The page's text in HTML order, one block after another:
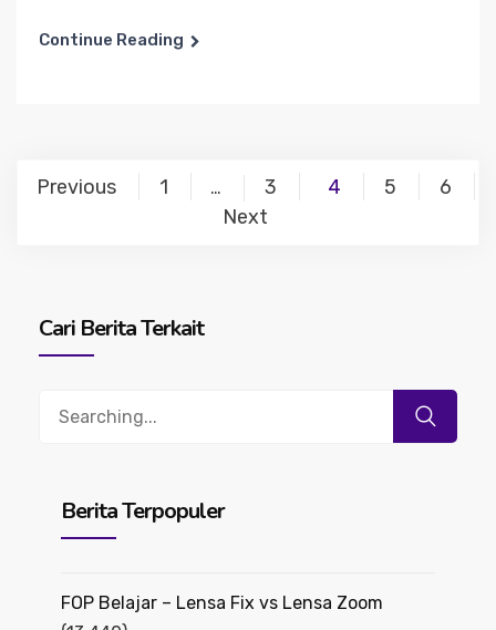
Continue Reading
Posts
Previous 1 … 3 4 5
6
Next
Cari Berita Terkait
Search
Berita Terpopuler
FOP Belajar – Lensa Fix vs Lensa Zoom